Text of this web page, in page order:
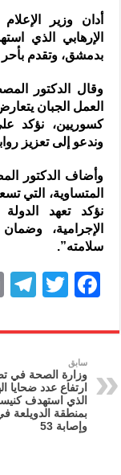
أدان وزير
الإرهابي الذي
بدمشق، وتقدم
العمل الجبان
كسوريين، نؤكد
وندعو إلى تعزيز
وأضاف الدكتور
المتساوية، التي
نؤكد تعهد
الإجرامية،
سلامته”.
F
c
e
b
o
o
T
itt
سابق
وزارة الصحة في
ارتفاع عدد ضحايا
الذي استهدف
وإصابة 53